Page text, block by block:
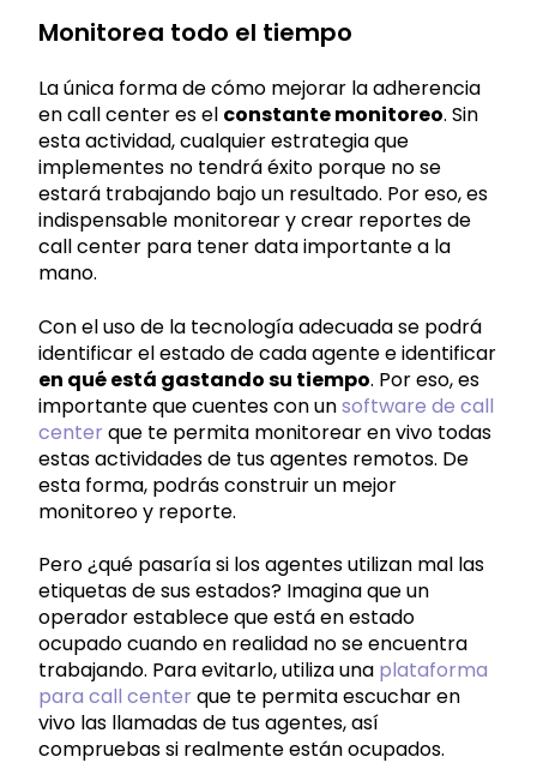
Monitorea todo el tiempo
La única forma de cómo mejorar la adherencia
en call center es el constante monitoreo. Sin
esta actividad, cualquier estrategia que
implementes no tendrá éxito porque no se
estará trabajando bajo un resultado. Por eso, es
indispensable monitorear y crear reportes de
call center para tener data importante a la
mano.
Con el uso de la tecnología adecuada se podrá
identificar el estado de cada agente e identificar
en qué está gastando su tiempo. Por eso, es
importante que cuentes con unsoftware de call
center que te permita monitorear en vivo todas
estas actividades de tus agentes remotos. De
esta forma, podrás construir un mejor
monitoreo y reporte.
Pero ¿qué pasaría si los agentes utilizan mal las
etiquetas de sus estados? Imagina que un
operador establece que está en estado
ocupado cuando en realidad no se encuentra
trabajando. Para evitarlo, utiliza una plataforma
para call center que te permita escuchar en
vivo las llamadas de tus agentes, así
compruebas si realmente están ocupados.